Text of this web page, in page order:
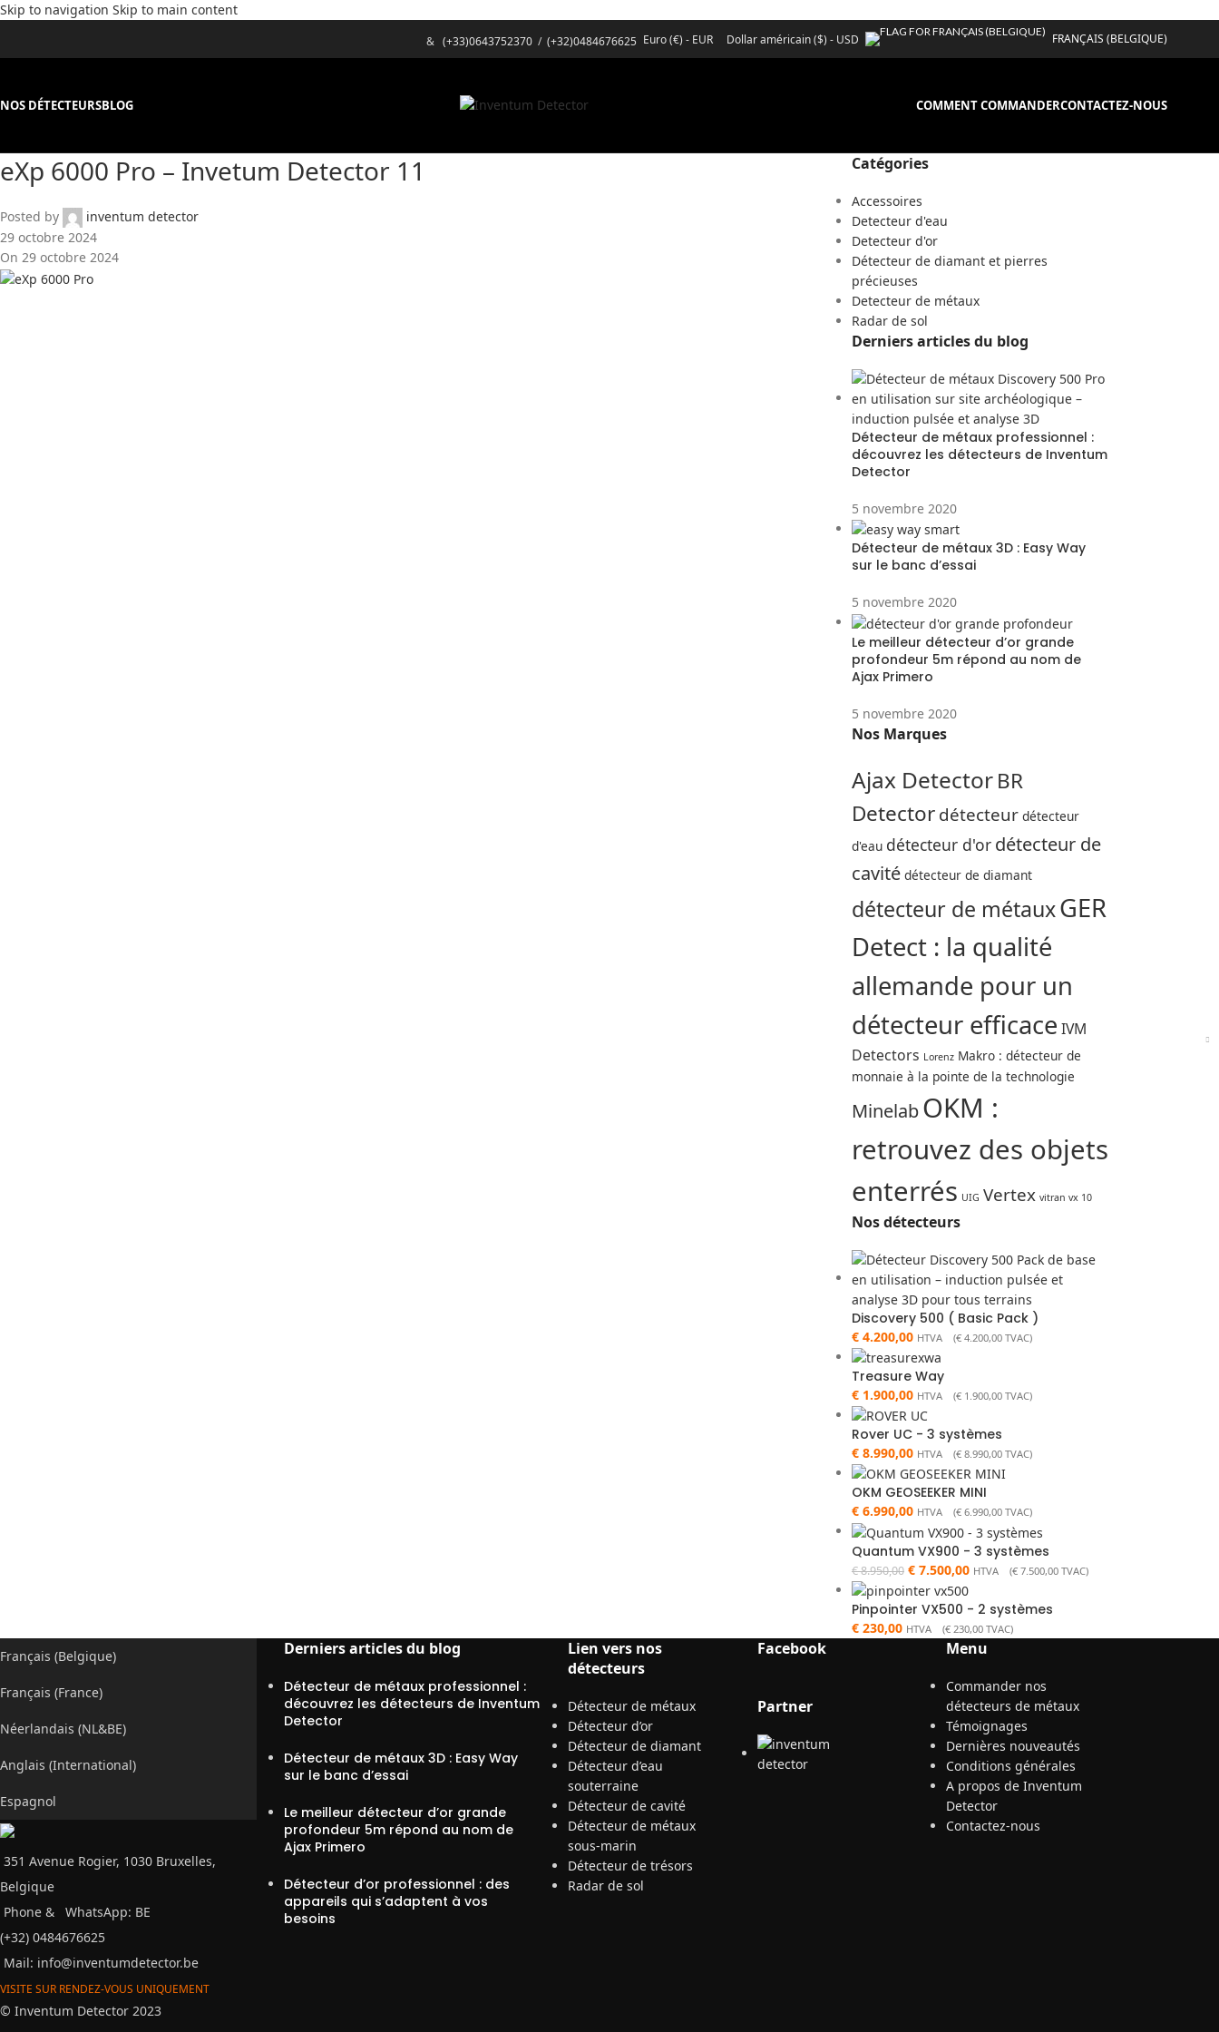
Skip to navigation Skip to main content
& (+33)0643752370/ (+32)0484676625 Euro (€) - EUR Dollar américain ($) - USD FRANÇAIS (BELGIQUE)
NOS DÉTECTEURSBLOG COMMENT COMMANDERCONTACTEZ-NOUS
eXp 6000 Pro – Invetum Detector 11
Posted by
inventum detector
29 octobre 2024
On 29 octobre 2024
Catégories
Accessoires
Detecteur d'eau
Detecteur d'or
Détecteur de diamant et pierres
précieuses
Detecteur de métaux
Radar de sol
Derniers articles du blog
Détecteur de métaux professionnel :
découvrez les détecteurs de Inventum
Detector
5 novembre 2020
Détecteur de métaux 3D : Easy Way
sur le banc d’essai
5 novembre 2020
Le meilleur détecteur d’or grande
profondeur 5m répond au nom de
Ajax Primero
5 novembre 2020
Nos Marques
Ajax DetectorBR
Detectordétecteur détecteur
d'eau détecteur d'or détecteur de
cavité détecteur de diamant
détecteur de métauxGER
Detect : la qualité
allemande pour un
détecteur efficace IVM
Detectors Lorenz Makro : détecteur de
monnaie à la pointe de la technologie
MinelabOKM :
retrouvez des objets
enterrés UIG Vertex vitran vx 10
Nos détecteurs
Discovery 500 ( Basic Pack )
€4.200,00 HTVA (€4.200,00TVAC)
Treasure Way
€1.900,00 HTVA (€1.900,00TVAC)
Rover UC - 3 systèmes
€8.990,00 HTVA (€8.990,00TVAC)
OKM GEOSEEKER MINI
€6.990,00 HTVA (€6.990,00TVAC)
Quantum VX900 - 3 systèmes
€8.950,00 €7.500,00 HTVA (€7.500,00TVAC)
Pinpointer VX500 - 2 systèmes
€230,00 HTVA (€230,00TVAC)
Français (Belgique)
Français (France)
Néerlandais (NL&BE)
Anglais (International)
Espagnol
351 Avenue Rogier, 1030 Bruxelles,
Belgique
Phone &
WhatsApp: BE
(+32) 0484676625
Mail: info@inventumdetector.be
VISITE SUR RENDEZ-VOUS UNIQUEMENT
Derniers articles du blog
Détecteur de métaux professionnel :
découvrez les détecteurs de Inventum
Detector
Détecteur de métaux 3D : Easy Way
sur le banc d’essai
Le meilleur détecteur d’or grande
profondeur 5m répond au nom de
Ajax Primero
Détecteur d’or professionnel : des
appareils qui s’adaptent à vos
besoins
Lien vers nos
détecteurs
Détecteur de métaux
Détecteur d’or
Détecteur de diamant
Détecteur d’eau
souterraine
Détecteur de cavité
Détecteur de métaux
sous-marin
Détecteur de trésors
Radar de sol
Facebook
Partner
Menu
Commander nos
détecteurs de métaux
Témoignages
Dernières nouveautés
Conditions générales
A propos de Inventum
Detector
Contactez-nous
© Inventum Detector 2023